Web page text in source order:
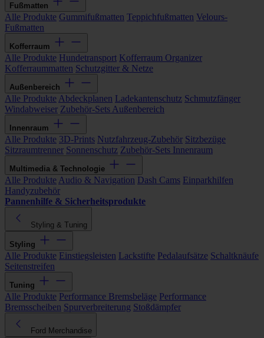
Fußmatten
Alle Produkte Gummifußmatten Teppichfußmatten Velours-
Fußmatten
Kofferraum
Alle Produkte Hundetransport Kofferraum Organizer
Kofferraummatten Schutzgitter & Netze
Außenbereich
Alle Produkte Abdeckplanen Ladekantenschutz Schmutzfänger
Windabweiser Zubehör-Sets Außenbereich
Innenraum
Alle Produkte 3D-Prints Nutzfahrzeug-Zubehör Sitzbezüge
Sitzraumtrenner Sonnenschutz Zubehör-Sets Innenraum
Multimedia & Technologie
Alle Produkte Audio & Navigation Dash Cams Einparkhilfen
Handyzubehör
Pannenhilfe & Sicherheitsprodukte
Styling & Tuning
Styling
Alle Produkte Einstiegsleisten Lackstifte Pedalaufsätze Schaltknäufe
Seitenstreifen
Tuning
Alle Produkte Performance Bremsbeläge Performance
Bremsscheiben Spurverbreiterung Stoßdämpfer
Ford Merchandise